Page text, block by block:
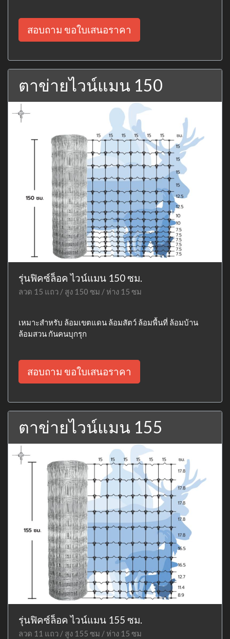
สอบถาม ขอใบเสนอราคา
ตาข่ายไวน์แมน 150
รุ่นฟิคซ์ล็อค ไวน์แมน 150 ซม.
ลวด 15 แถว / สูง 150 ซม / ห่าง 15 ซม
เหมาะสำหรับ ล้อมเขตแดน ล้อมสัตว์ ล้อมพื้นที่ ล้อมบ้าน
ล้อมสวน กันคนบุกรุก
สอบถาม ขอใบเสนอราคา
ตาข่ายไวน์แมน 155
รุ่นฟิคซ์ล็อค ไวน์แมน 155 ซม.
ลวด 11 แถว / สูง 155 ซม / ห่าง 15 ซม